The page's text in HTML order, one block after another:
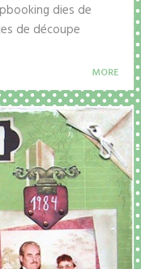
dies de
de découpe
MORE